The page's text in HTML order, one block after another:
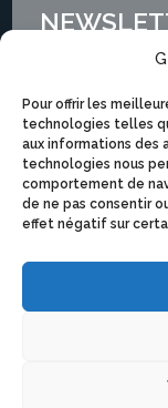
Pour offrir les
technologies telles
aux informations des
technologies nous
comportement de
de ne pas consentir
effet négatif sur